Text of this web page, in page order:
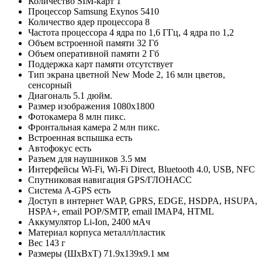
Процессор Samsung Exynos 5410
Количество ядер процессора 8
Частота процессора 4 ядра по 1,6 ГГц, 4 ядра по 1,2
Объем встроенной памяти 32 Гб
Объем оперативной памяти 2 Гб
Поддержка карт памяти отсутствует
Тип экрана цветной New Mode 2, 16 млн цветов,
сенсорный
Диагональ 5.1 дюйм.
Размер изображения 1080x1800
Фотокамера 8 млн пикс.
Фронтальная камера 2 млн пикс.
Встроенная вспышка есть
Автофокус есть
Разъем для наушников 3.5 мм
Интерфейсы Wi-Fi, Wi-Fi Direct, Bluetooth 4.0, USB, NFC
Спутниковая навигация GPS/ГЛОНАСС
Cистема A-GPS есть
Доступ в интернет WAP, GPRS, EDGE, HSDPA, HSUPA,
HSPA+, email POP/SMTP, email IMAP4, HTML
Аккумулятор Li-Ion, 2400 мАч
Материал корпуса металл/пластик
Вес 143 г
Размеры (ШxВxТ) 71.9x139x9.1 мм